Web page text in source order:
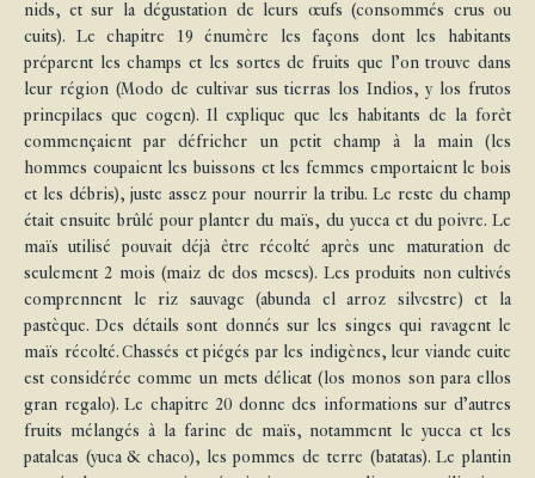
nids, et sur la dégustation de leurs œufs (consommés crus ou
cuits). Le chapitre 19 énumère les façons dont les habitants
préparent les champs et les sortes de fruits que l’on trouve dans
leur région (Modo de cultivar sus tierras los Indios, y los frutos
princpilaes que cogen). Il explique que les habitants de la forêt
commençaient par défricher un petit champ à la main (les
hommes coupaient les buissons et les femmes emportaient le bois
et les débris), juste assez pour nourrir la tribu. Le reste du champ
était ensuite brûlé pour planter du maïs, du yucca et du poivre. Le
maïs utilisé pouvait déjà être récolté après une maturation de
seulement 2 mois (maiz de dos meses). Les produits non cultivés
comprennent le riz sauvage (abunda el arroz silvestre) et la
pastèque. Des détails sont donnés sur les singes qui ravagent le
maïs récolté. Chassés et piégés par les indigènes, leur viande cuite
est considérée comme un mets délicat (los monos son para ellos
gran regalo). Le chapitre 20 donne des informations sur d’autres
fruits mélangés à la farine de maïs, notamment le yucca et les
patalcas (yuca & chaco), les pommes de terre (batatas). Le plantin